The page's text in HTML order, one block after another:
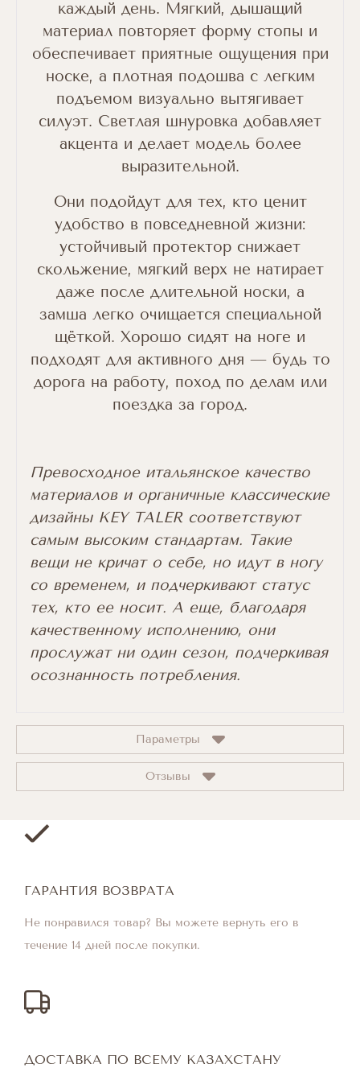
каждый день. Мягкий, дышащий
материал повторяет форму стопы и
обеспечивает приятные ощущения при
носке, а плотная подошва с легким
подъемом визуально вытягивает
силуэт. Светлая шнуровка добавляет
акцента и делает модель более
выразительной.
Они подойдут для тех, кто ценит
удобство в повседневной жизни:
устойчивый протектор снижает
скольжение, мягкий верх не натирает
даже после длительной носки, а
замша легко очищается специальной
щёткой. Хорошо сидят на ноге и
подходят для активного дня — будь то
дорога на работу, поход по делам или
поездка за город.
Превосходное итальянское качество
материалов и органичные классические
дизайны KEY TALER соответствуют
самым высоким стандартам. Такие
вещи не кричат о себе, но идут в ногу
со временем, и подчеркивают статус
тех, кто ее носит. А еще, благодаря
качественному исполнению, они
прослужат ни один сезон, подчеркивая
осознанность потребления.
Параметры
Отзывы
ГАРАНТИЯ ВОЗВРАТА
Не понравился товар? Вы можете вернуть его в
течение 14 дней после покупки.
ДОСТАВКА ПО ВСЕМУ КАЗАХСТАНУ